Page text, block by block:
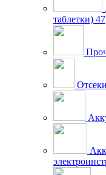
таблетки) 47